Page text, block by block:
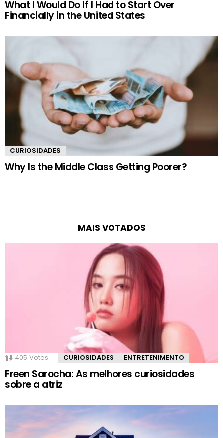
What I Would Do If I Had to Start Over
Financially in the United States
CURIOSIDADES
Why Is the Middle Class Getting Poorer?
MAIS VOTADOS
405 Votes CURIOSIDADES ENTRETENIMENTO
Freen Sarocha: As melhores curiosidades
sobre a atriz